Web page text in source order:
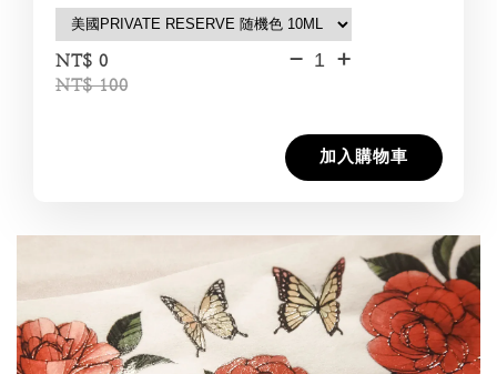
NT$ 0
NT$ 100
- +
加入購物車